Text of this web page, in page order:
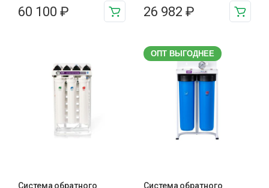
60 100 ₽ 26 982 ₽
Система обратного
ОПТ ВЫГОДНЕЕ
Система обратного